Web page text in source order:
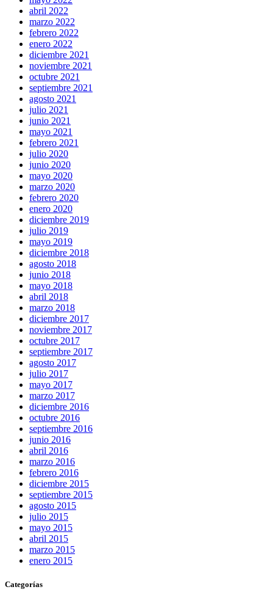
abril 2022
marzo 2022
febrero 2022
enero 2022
diciembre 2021
noviembre 2021
octubre 2021
septiembre 2021
agosto 2021
julio 2021
junio 2021
mayo 2021
febrero 2021
julio 2020
junio 2020
mayo 2020
marzo 2020
febrero 2020
enero 2020
diciembre 2019
julio 2019
mayo 2019
diciembre 2018
agosto 2018
junio 2018
mayo 2018
abril 2018
marzo 2018
diciembre 2017
noviembre 2017
octubre 2017
septiembre 2017
agosto 2017
julio 2017
mayo 2017
marzo 2017
diciembre 2016
octubre 2016
septiembre 2016
junio 2016
abril 2016
marzo 2016
febrero 2016
diciembre 2015
septiembre 2015
agosto 2015
julio 2015
mayo 2015
abril 2015
marzo 2015
enero 2015
Categorías